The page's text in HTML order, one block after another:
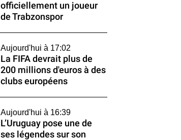
officiellement un joueur
de Trabzonspor
Aujourd'hui à 17:02
La FIFA devrait plus de
200 millions d'euros à des
clubs européens
Aujourd'hui à 16:39
L’Uruguay pose une de
ses légendes sur son